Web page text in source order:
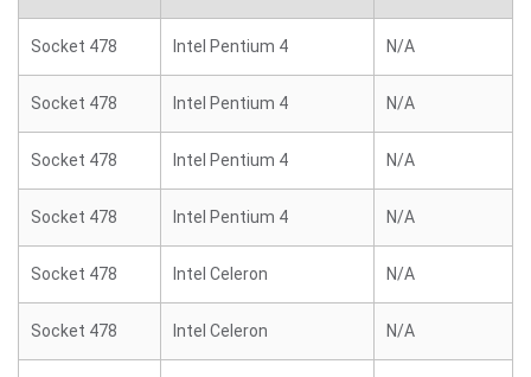
Socket 478 Intel Pentium 4 N/A
Socket 478 Intel Pentium 4 N/A
Socket 478 Intel Pentium 4 N/A
Socket 478 Intel Pentium 4 N/A
Socket 478 Intel Celeron N/A
Socket 478 Intel Celeron N/A